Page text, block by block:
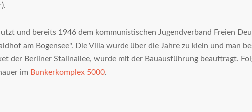
und bereits 1946 dem kommunistischen Jugendverband Freien
am Bogensee". Die Villa wurde über die Jahre zu klein und man
der Berliner Stalinallee, wurde mit der Bauausführung beauftragt.
im Bunkerkomplex 5000.